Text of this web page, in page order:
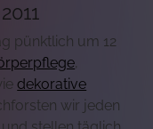
pünktlich um 12
,
dekorative
wir jeden